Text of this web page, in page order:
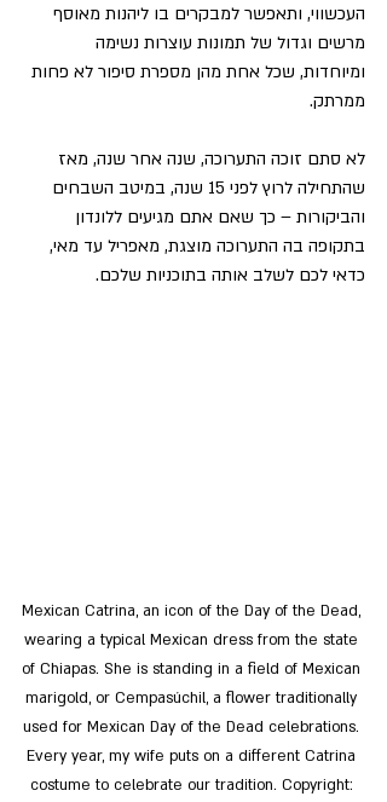
העכשווי, ותאפשר למבקרים בו ליהנות מאוסף
מרשים וגדול של תמונות עוצרות נשימה
ומיוחדות, שכל אחת מהן מספרת סיפור לא פחות
ממרתק.
לא סתם זוכה התערוכה, שנה אחר שנה, מאז
שהתחילה לרוץ לפני 15 שנה, במיטב השבחים
והביקורות – כך שאם אתם מגיעים ללונדון
בתקופה בה התערוכה מוצגת, מאפריל עד מאי,
כדאי לכם לשלב אותה בתוכניות שלכם.
Mexican Catrina, an icon of the Day of the Dead,
wearing a typical Mexican dress from the state
of Chiapas. She is standing in a field of Mexican
marigold, or Cempasúchil, a flower traditionally
used for Mexican Day of the Dead celebrations.
Every year, my wife puts on a different Catrina
costume to celebrate our tradition. Copyright: